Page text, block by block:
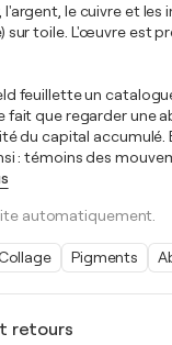
retours
le cuivre et les
sur toile. L'œuvre est
feuillette un
fait que regarder une
du capital
: témoins des
automatiquement.
Collage Pigments